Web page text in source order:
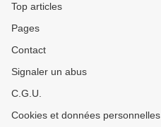
Top articles
Pages
Contact
Signaler un abus
C.G.U.
Cookies et données personnelles